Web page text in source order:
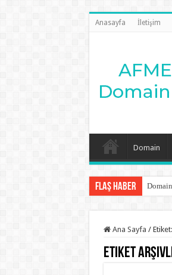
Anasayfa İletişim
Domain
Flaş Haber
Ana Sayfa / Etiket:
Etiket